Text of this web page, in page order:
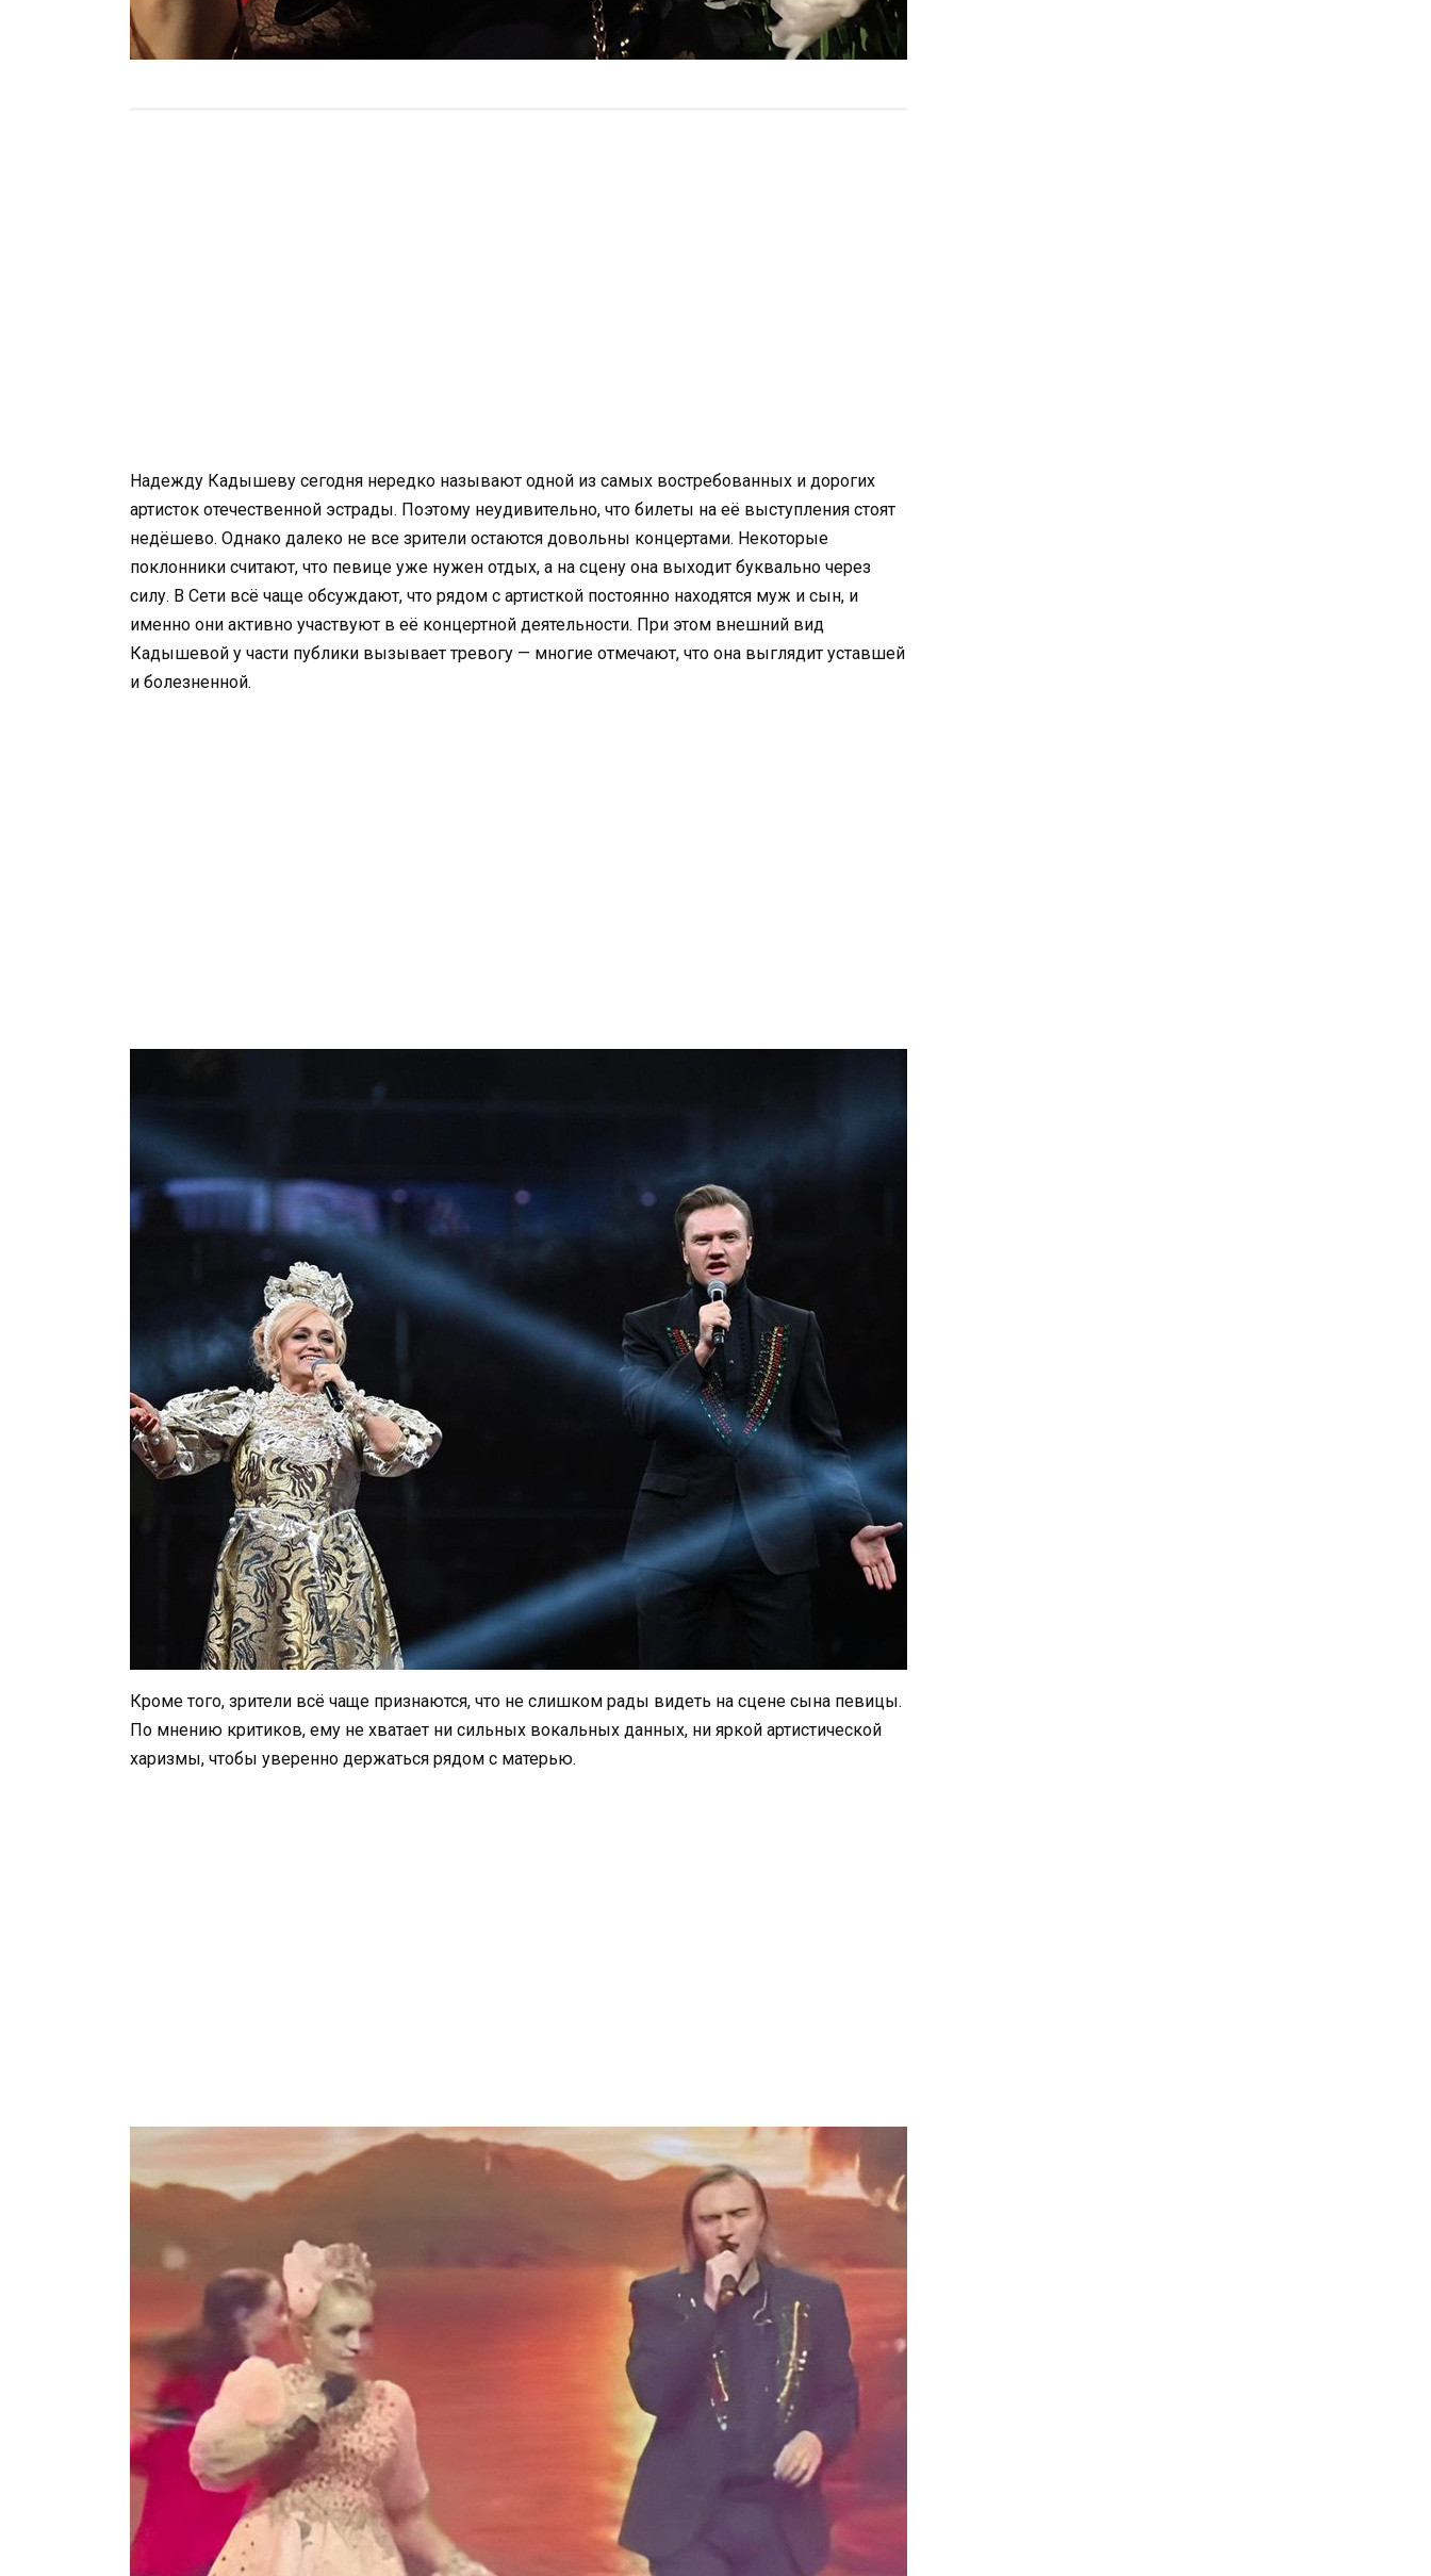
Надежду Кадышеву сегодня нередко называют одной из самых востребованных и дорогих
артисток отечественной эстрады. Поэтому неудивительно, что билеты на её выступления стоят
недёшево. Однако далеко не все зрители остаются довольны концертами. Некоторые
поклонники считают, что певице уже нужен отдых, а на сцену она выходит буквально через
силу. В Сети всё чаще обсуждают, что рядом с артисткой постоянно находятся муж и сын, и
именно они активно участвуют в её концертной деятельности. При этом внешний вид
Кадышевой у части публики вызывает тревогу — многие отмечают, что она выглядит уставшей
и болезненной.
Кроме того, зрители всё чаще признаются, что не слишком рады видеть на сцене сына певицы.
По мнению критиков, ему не хватает ни сильных вокальных данных, ни яркой артистической
харизмы, чтобы уверенно держаться рядом с матерью.